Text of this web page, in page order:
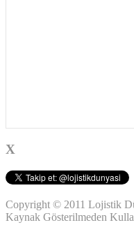
X
Copyright © 2011 Lojistik
Kaynak Gösterilmeden